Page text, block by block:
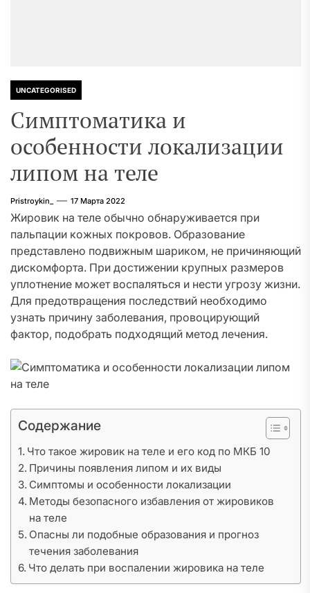
UNCATEGORISED
Симптоматика и
особенности локализации
липом на теле
Pristroykin_ 17 Марта 2022
Жировик на теле обычно обнаруживается при
пальпации кожных покровов. Образование
представлено подвижным шариком, не причиняющий
дискомфорта. При достижении крупных размеров
уплотнение может воспаляться и нести угрозу жизни.
Для предотвращения последствий необходимо
узнать причину заболевания, провоцирующий
фактор, подобрать подходящий метод лечения.
Содержание
Что такое жировик на теле и его код по МКБ 10
Причины появления липом и их виды
Симптомы и особенности локализации
Методы безопасного избавления от жировиков
на теле
Опасны ли подобные образования и прогноз
течения заболевания
Что делать при воспалении жировика на теле